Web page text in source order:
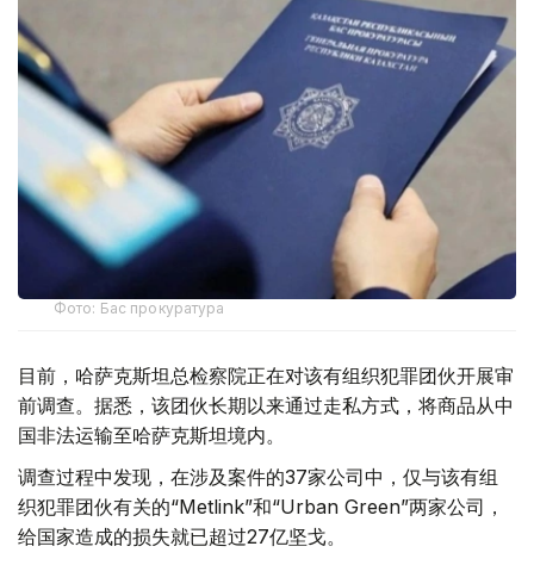
Фото: Бас прокуратура
目前，哈萨克斯坦总检察院正在对该有组织犯罪团伙开展审
前调查。据悉，该团伙长期以来通过走私方式，将商品从中
国非法运输至哈萨克斯坦境内。
调查过程中发现，在涉及案件的37家公司中，仅与该有组
织犯罪团伙有关的“Metlink”和“Urban Green”两家公司，
给国家造成的损失就已超过27亿坚戈。